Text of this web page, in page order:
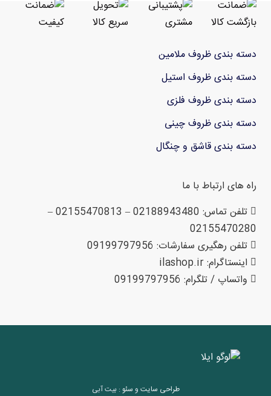
دسته بندی ظروف ملامین
دسته بندی ظروف استیل
دسته بندی ظروف فلزی
دسته بندی ظروف چینی
دسته بندی قاشق و چنگال
راه های ارتباط با ما
تلفن تماس: 02188943480 – 02155470813 –
02155470280
تلفن رهگیری سفارشات: 09199797956
اینستاگرام: ilashop.ir
واتساپ / تلگرام: 09199797956
طراحی سایت و سئو : بیت آبی